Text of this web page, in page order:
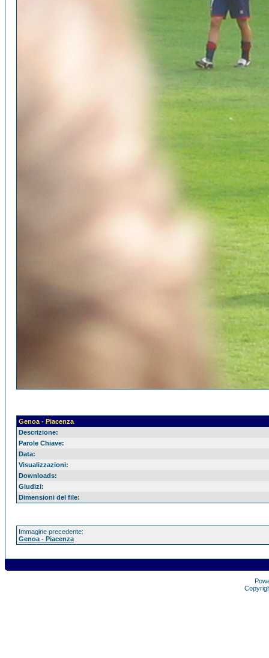
Genoa - Piacenza
Descrizione:
Parole Chiave:
Data:
Visualizzazioni:
Downloads:
Giudizi:
Dimensioni del file:
Immagine precedente:
Genoa - Piacenza